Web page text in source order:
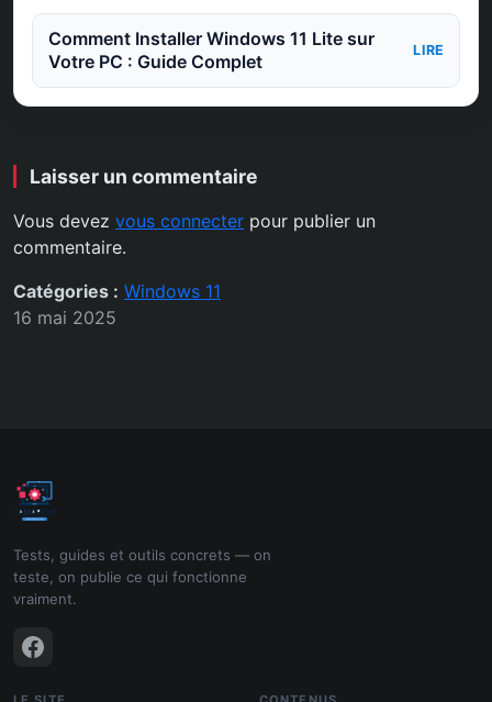
Comment Installer Windows 11 Lite sur
Votre PC : Guide Complet
LIRE
Laisser un commentaire
Vous devez vous connecter pour publier un
commentaire.
Catégories : Windows 11
16 mai 2025
Tests, guides et outils concrets — on
teste, on publie ce qui fonctionne
vraiment.